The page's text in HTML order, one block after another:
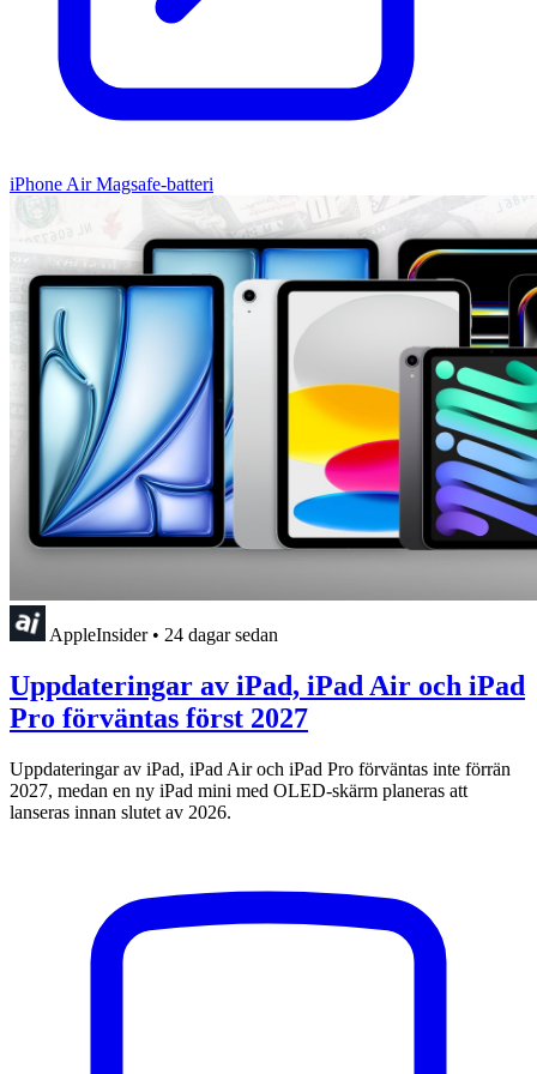
iPhone Air Magsafe-batteri
AppleInsider • 24 dagar sedan
Uppdateringar av iPad, iPad Air och iPad
Pro förväntas först 2027
Uppdateringar av iPad, iPad Air och iPad Pro förväntas inte förrän
2027, medan en ny iPad mini med OLED-skärm planeras att
lanseras innan slutet av 2026.